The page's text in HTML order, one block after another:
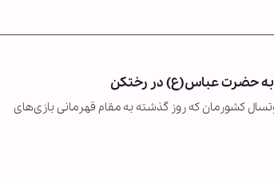
به حضرت عباس(ع) در رختکن
کشورمان که روز گذشته به مقام قهرمانی بازی‌های